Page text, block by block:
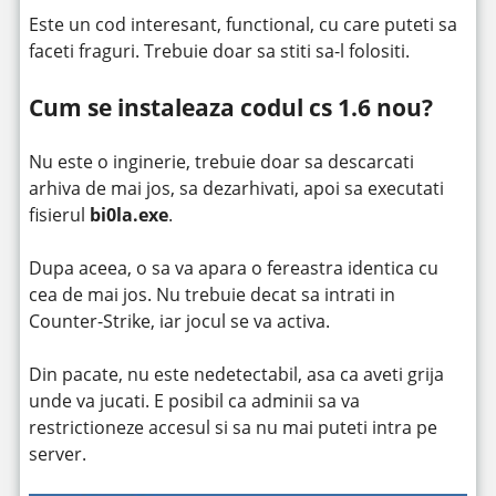
Este un cod interesant, functional, cu care puteti sa
faceti fraguri. Trebuie doar sa stiti sa-l folositi.
Cum se instaleaza codul cs 1.6 nou?
Nu este o inginerie, trebuie doar sa descarcati
arhiva de mai jos, sa dezarhivati, apoi sa executati
fisierul bi0la.exe.
Dupa aceea, o sa va apara o fereastra identica cu
cea de mai jos. Nu trebuie decat sa intrati in
Counter-Strike, iar jocul se va activa.
Din pacate, nu este nedetectabil, asa ca aveti grija
unde va jucati. E posibil ca adminii sa va
restrictioneze accesul si sa nu mai puteti intra pe
server.